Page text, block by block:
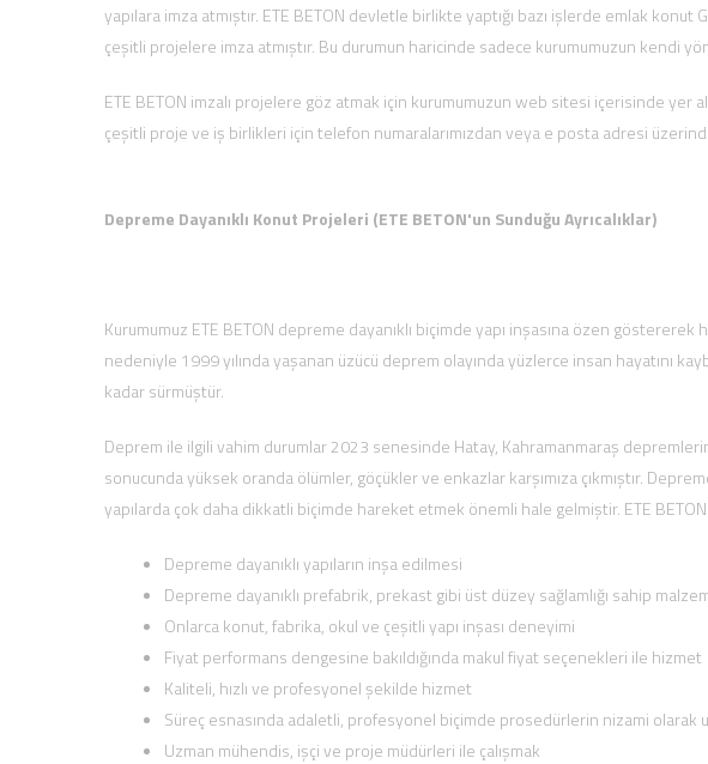
yapılara imza atmıştır. ETE BETON devletle birlikte yaptığı bazı işlerde emlak konut
çeşitli projelere imza atmıştır. Bu durumun haricinde sadece kurumumuzun kendi
ETE BETON imzalı projelere göz atmak için kurumumuzun web sitesi içerisinde yer
çeşitli proje ve iş birlikleri için telefon numaralarımızdan veya e posta adresi
Depreme Dayanıklı Konut Projeleri (ETE BETON'un Sunduğu Ayrıcalıklar)
Kurumumuz ETE BETON depreme dayanıklı biçimde yapı inşasına özen
nedeniyle 1999 yılında yaşanan üzücü deprem olayında yüzlerce insan hayatını
kadar sürmüştür.
Deprem ile ilgili vahim durumlar 2023 senesinde Hatay, Kahramanmaraş
sonucunda yüksek oranda ölümler, göçükler ve enkazlar karşımıza çıkmıştır.
yapılarda çok daha dikkatli biçimde hareket etmek önemli hale gelmiştir. ETE
Depreme dayanıklı yapıların inşa edilmesi
Depreme dayanıklı prefabrik, prekast gibi üst düzey sağlamlığı sahip
Onlarca konut, fabrika, okul ve çeşitli yapı inşası deneyimi
Fiyat performans dengesine bakıldığında makul fiyat seçenekleri ile hizmet
Kaliteli, hızlı ve profesyonel şekilde hizmet
Süreç esnasında adaletli, profesyonel biçimde prosedürlerin nizami olarak
Uzman mühendis, işçi ve proje müdürleri ile çalışmak